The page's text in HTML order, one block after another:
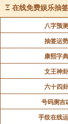
■生姜花椒水
碎投进水中，
注：以上配
声明：部分内容来
Ξ 在线免费娱乐抽
八字预测
抽签运势
康熙字典
文王神卦
六十四卦
号码测吉
手纹在线